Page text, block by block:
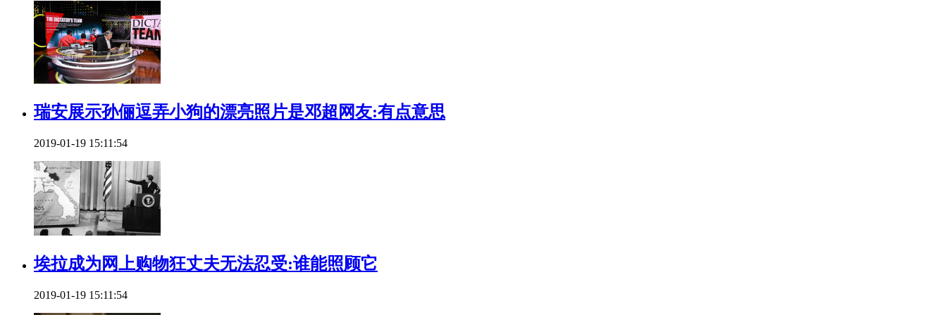
瑞安展示孙俪逗弄小狗的漂亮照片是邓超网友:有点意思
2019-01-19 15:11:54
埃拉成为网上购物狂丈夫无法忍受:谁能照顾它
2019-01-19 15:11:54